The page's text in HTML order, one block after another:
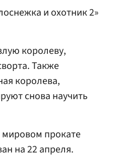
и охотник 2»
королеву,
Также
королева,
снова научить
мировом прокате
на 22 апреля.